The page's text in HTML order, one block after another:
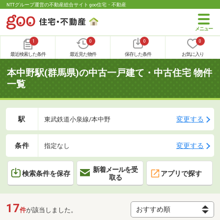
NTTグループ運営の不動産総合サイト goo住宅・不動産
1
最近検索した条件
0
最近見た物件
0
保存した条件
0
お気に入り
本中野駅(群馬県)の中古一戸建て・中古住宅 物件
一覧
駅 東武鉄道小泉線/本中野 変更する
条件 指定なし 変更する
検索条件を保存
新着メールを受
取る
アプリで探す
17件が該当しました。